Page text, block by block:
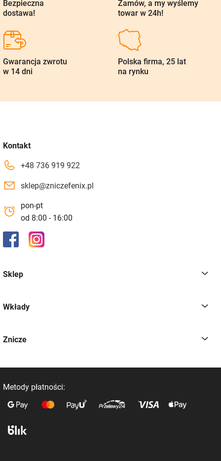
Bezpieczna
dostawa!
Zamów, a my wyślemy
towar w 24h!
Gwarancja zwrotu
w 14 dni
Polska firma, 25 lat
na rynku
Kontakt
+48 736 919 922
sklep@zniczefenix.pl
pon-pt
od 8:00 - 16:00
Sklep
Wkłady
Znicze
Metody płatności: